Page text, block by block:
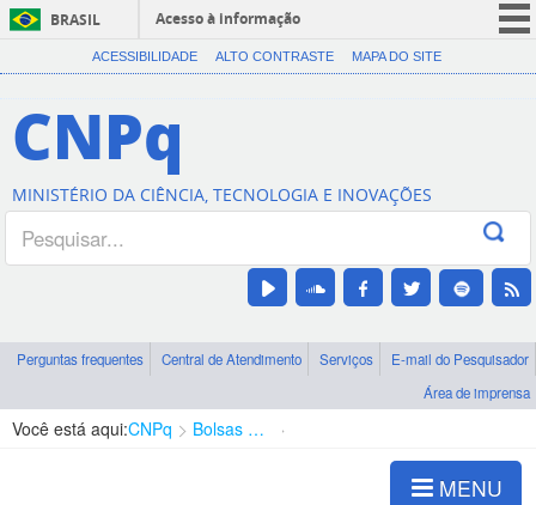
BRASIL
Acesso à informação
CORONAVÍRUS (COVID-19)
Canais
ACESSIBILIDADE ALTO CONTRASTE MAPA DO SITE
CNPq
MINISTÉRIO DA CIÊNCIA, TECNOLOGIA E INOVAÇÕES
Perguntas frequentes Central de Atendimento Serviços
E-mail do Pesquisador
Área de imprensa
Você está aqui:CNPq Bolsas e Auxílios Vigentes
MENU